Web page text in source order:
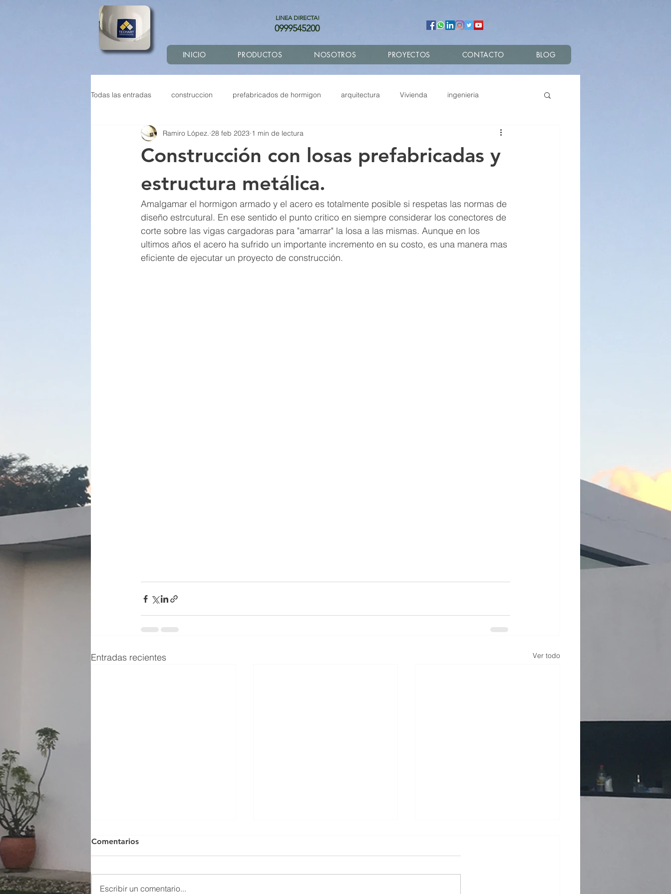
LINEA DIRECTA!
0999545200
INICIO PRODUCTOS NOSOTROS PROYECTOS CONTACTO BLOG
Todas las entradas construccion prefabricados de hormigon arquitectura Vivienda ingenieria
Construcción sostenible Prefabricados Remodelacion
Economia circular
Construcción con losas prefabricadas y
estructura metálica.
Ramiro López. 28 feb 2023 1 min de lectura
Amalgamar el hormigon armado y el acero es totalmente posible si respetas las normas de
diseño estrcutural. En ese sentido el punto critico en siempre considerar los conectores de
corte sobre las vigas cargadoras para "amarrar" la losa a las mismas. Aunque en los
ultimos años el acero ha sufrido un importante incremento en su costo, es una manera mas
eficiente de ejecutar un proyecto de construcción.
Entradas recientes Ver todo
Comentarios
Escribir un comentario...